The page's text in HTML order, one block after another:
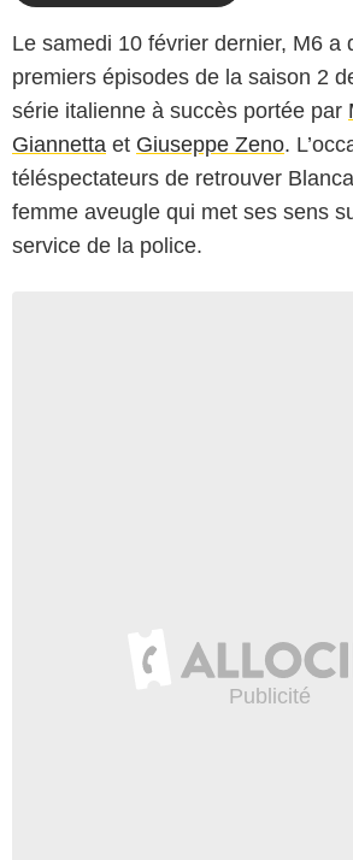
Le samedi 10 février dernier, M6 a
premiers épisodes de la saison 2
série italienne à succès portée par
Giannetta et Giuseppe Zeno.
téléspectateurs de retrouver
femme aveugle qui met ses sens
service de la police.